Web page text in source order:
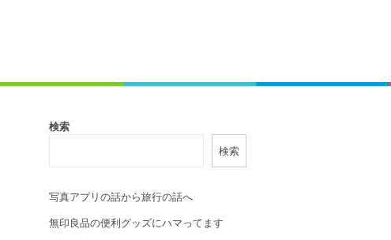
検索
検索
写真アプリの話から旅行の話へ
無印良品の便利グッズにハマってます